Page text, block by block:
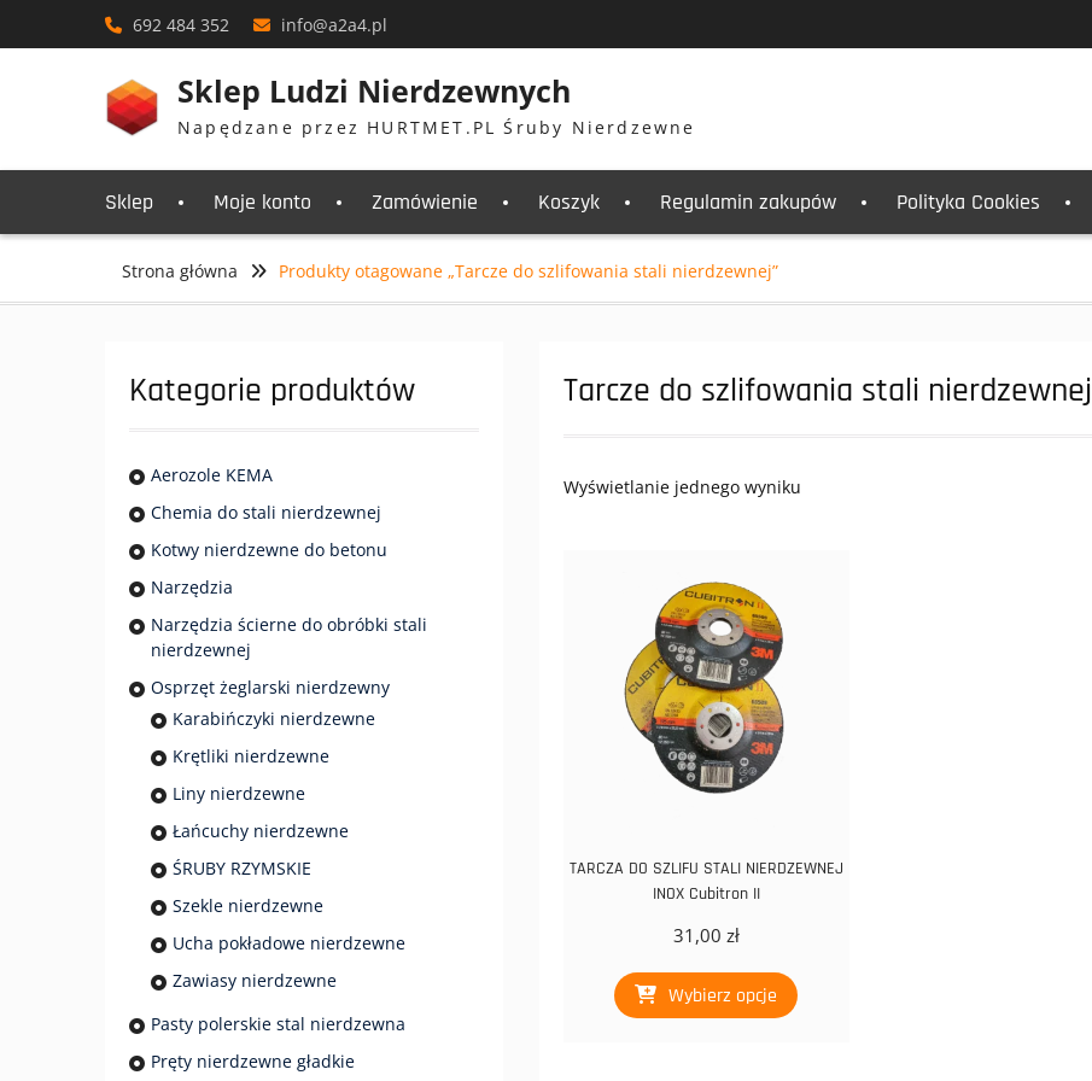
692 484 352 info@a2a4.pl
Sklep Ludzi Nierdzewnych
Napędzane przez HURTMET.PL Śruby Nierdzewne
Sklep Moje konto Zamówienie Koszyk Regulamin zakupów Polityka Cookies
Strona główna Produkty otagowane „Tarcze do szlifowania stali nierdzewnej”
Tarcze do szlifowania stali nierdzewnej
Wyświetlanie jednego wyniku
TARCZA DO SZLIFU STALI NIERDZEWNEJ
INOX Cubitron II
31,00 zł
Wybierz opcje
produkt
Kategorie produktów
Aerozole KEMA
Chemia do stali nierdzewnej
Kotwy nierdzewne do betonu
Narzędzia
Narzędzia ścierne do obróbki stali
nierdzewnej
Osprzęt żeglarski nierdzewny
Karabińczyki nierdzewne
Krętliki nierdzewne
Liny nierdzewne
Łańcuchy nierdzewne
ŚRUBY RZYMSKIE
Szekle nierdzewne
Ucha pokładowe nierdzewne
Zawiasy nierdzewne
Pasty polerskie stal nierdzewna
Pręty nierdzewne gładkie